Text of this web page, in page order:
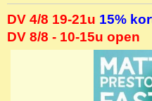
DV 4/8 19-21u 15%
DV 8/8 - 10-15u open